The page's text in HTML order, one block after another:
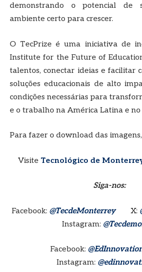
demonstrando o potencial de
ambiente certo para crescer.
O TecPrize é uma iniciativa de
Institute for the Future of
talentos, conectar ideias e facilitar
soluções educacionais de alto
condições necessárias para
e o trabalho na América Latina e no
Para fazer o download das
Visite Tecnológico de
Siga-nos:
Facebook: @TecdeMonterreyX:
Instagram:
Facebook:
Instagram: